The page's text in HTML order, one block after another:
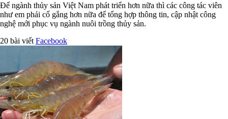
Để ngành thủy sản Việt Nam phát triển hơn nữa thì các công tác viên
như em phải cố gắng hơn nữa để tổng hợp thông tin, cập nhật công
nghệ mới phục vụ ngành nuôi trồng thủy sản.
20 bài viết Facebook